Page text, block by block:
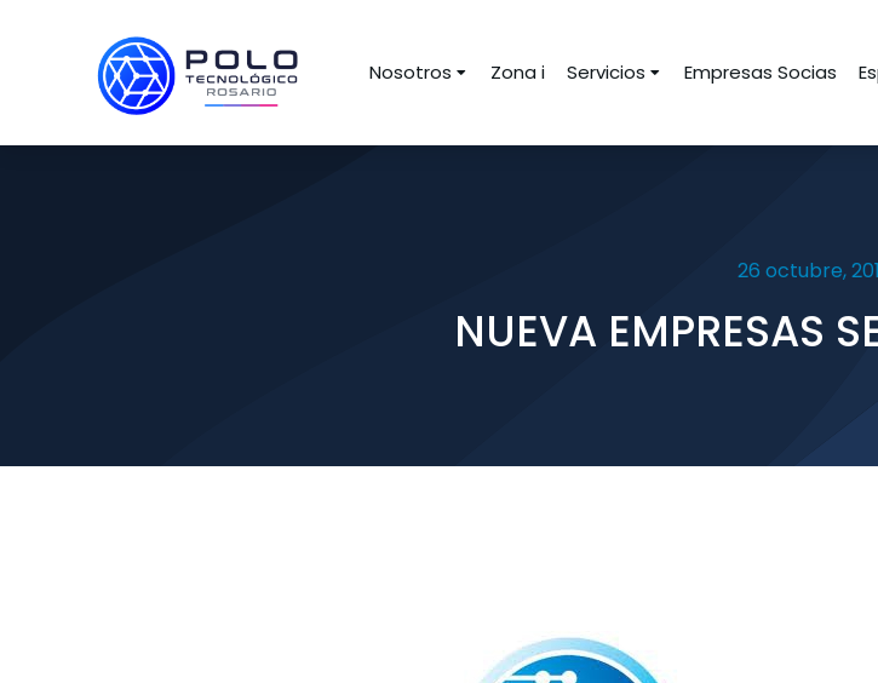
Nosotros Zona i Servicios Empresas Socias
26 octubre,
NUEVA EMPRESAS